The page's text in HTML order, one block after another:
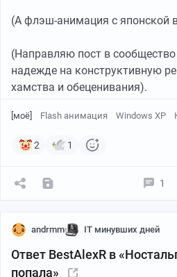
(А флэш-анимация с японской
(Направляю пост в
надежде на конструктивную
хамства и обеценивания).
[моё] Flash анимация Windows XP
2 1
1
andrmm IT минувших дней
Ответ BestAlexR в
попала»